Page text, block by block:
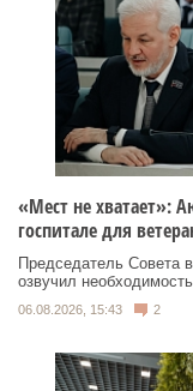
«Мест не хватает»:
госпитале для
Председатель
озвучил
06.08.2026, 15:43 2